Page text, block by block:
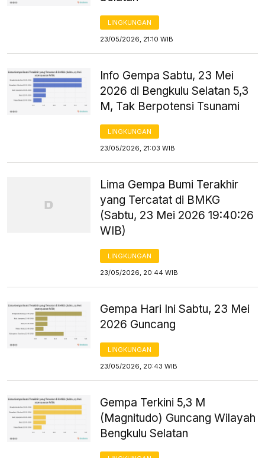
LINGKUNGAN
23/05/2026, 21:10 WIB
Info Gempa Sabtu, 23 Mei
2026 di Bengkulu Selatan 5,3
M, Tak Berpotensi Tsunami
LINGKUNGAN
23/05/2026, 21:03 WIB
Lima Gempa Bumi Terakhir
yang Tercatat di BMKG
(Sabtu, 23 Mei 2026 19:40:26
WIB)
LINGKUNGAN
23/05/2026, 20:44 WIB
Gempa Hari Ini Sabtu, 23 Mei
2026 Guncang
LINGKUNGAN
23/05/2026, 20:43 WIB
Gempa Terkini 5,3 M
(Magnitudo) Guncang Wilayah
Bengkulu Selatan